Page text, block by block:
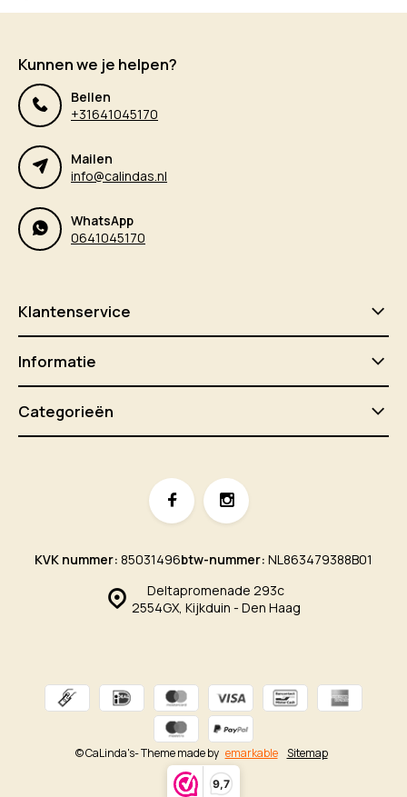
9,7
Kunnen we je helpen?
Bellen
+31641045170
Mailen
info@calindas.nl
WhatsApp
0641045170
Klantenservice
Informatie
Categorieën
Deltapromenade 293c
2554GX, Kijkduin - Den Haag
KVK nummer: 85031496btw-nummer: NL863479388B01
© CaLinda's- Theme made by emarkable Sitemap